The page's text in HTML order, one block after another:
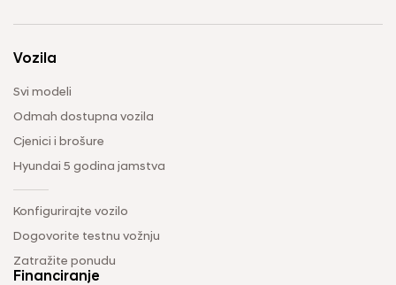
Vozila
Svi modeli
Odmah dostupna vozila
Cjenici i brošure
Hyundai 5 godina jamstva
Konfigurirajte vozilo
Dogovorite testnu vožnju
Zatražite ponudu
Financiranje